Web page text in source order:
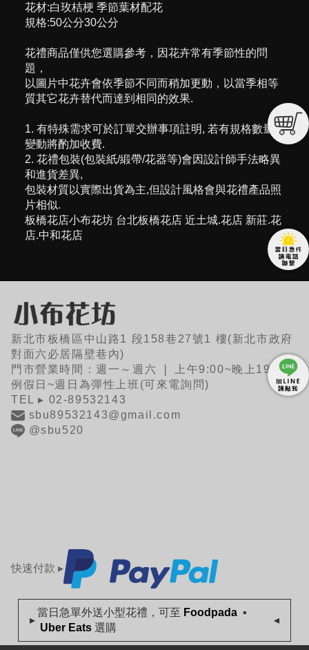
花材:白玫桔梗 季節葉材配花
規格:50公分30公分
花禮商品僅供您選購參考，因花卉常有季節性的問
題，
以圖片中花卉會依季節不同而稍加更動，以當季相等
質其它花卉替代而達到相同的效果.
1. 有特殊需求可於訂單交辦事項註明, 若有規格數量
變動將酌加收費.
2. 花禮包裝(包裝紙/緞帶/花器等)會因設計師手法略異
和進貨差異,
包裝材質以實際出貨為主,但設計風格會與花禮產品照
片相似.
板橋花店小布花坊 台北板橋花店 近土城.花店 新莊.花
店.中和花店
新北市板橋區中山路1 段158巷27號1 樓(新北市政府
對面六必居隔壁巷內)
門市營業時間：週一～週六 ❘ 上午9:00~晚上19:30
例假日~週日為彈性上班(可來電詢問)
TEL ▸ 02-89532143
sbu89532143@gmail.com
@sbu520
快速付款 ▸
▸
當日急單外送小型花禮，可至 Foodpada ▪
Uber Eats 選購
◂